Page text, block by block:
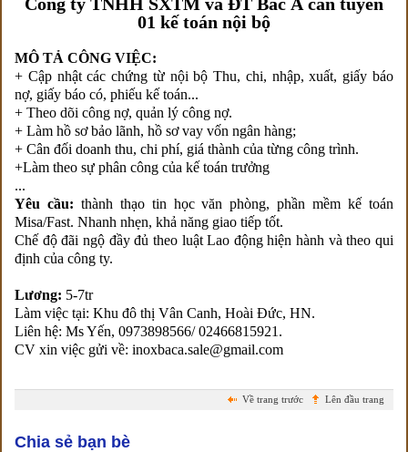
01 kế toán nội bộ
MÔ TẢ CÔNG VIỆC:
+ Cập nhật các chứng từ nội bộ Thu, chi, nhập, xuất, giấy báo
nợ, giấy báo có, phiếu kế toán...
+ Theo dõi công nợ, quản lý công nợ.
+ Làm hồ sơ bảo lãnh, hồ sơ vay vốn ngân hàng;
+ Cân đối doanh thu, chi phí, giá thành của từng công trình.
+Làm theo sự phân công của kế toán trưởng
...
Yêu cầu: thành thạo tin học văn phòng, phần mềm kế toán
Misa/Fast. Nhanh nhẹn, khả năng giao tiếp tốt.
Chế độ đãi ngộ đầy đủ theo luật Lao động hiện hành và theo qui
định của công ty.
Lương: 5-7tr
Làm việc tại: Khu đô thị Vân Canh, Hoài Đức, HN.
Liên hệ: Ms Yến, 0973898566/ 02466815921.
CV xin việc gửi về: inoxbaca.sale@gmail.com
Lên đầu trang
Về trang trước
Chia sẻ bạn bè